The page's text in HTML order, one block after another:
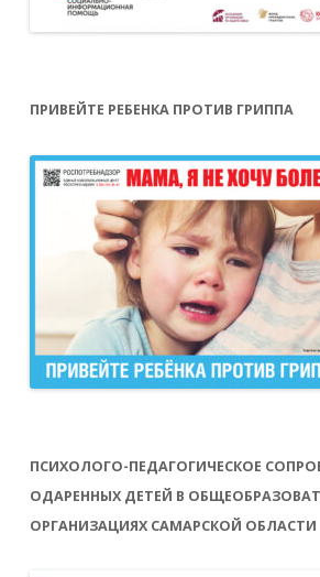
ПРИВЕЙТЕ РЕБЕНКА ПРОТИВ ГРИППА
ПСИХОЛОГО-ПЕДАГОГИЧЕСКОЕ
ОДАРЕННЫХ ДЕТЕЙ В
ОРГАНИЗАЦИЯХ САМАРСКОЙ ОБЛАСТИ